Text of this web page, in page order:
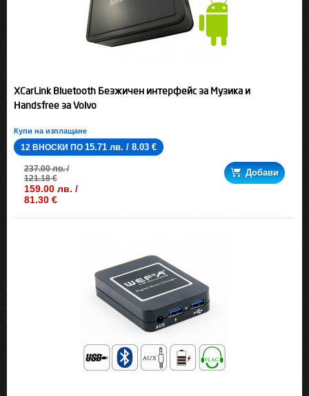
XCarLink Bluetooth Безжичен интерфейс за Музика и
Handsfree за Volvo
Купи на изплащане
12 ВНОСКИ ПО 15.71 лв. / 8.03 €
237.00 лв. /
121.18 €
159.00 лв. /
81.30 €
Добави